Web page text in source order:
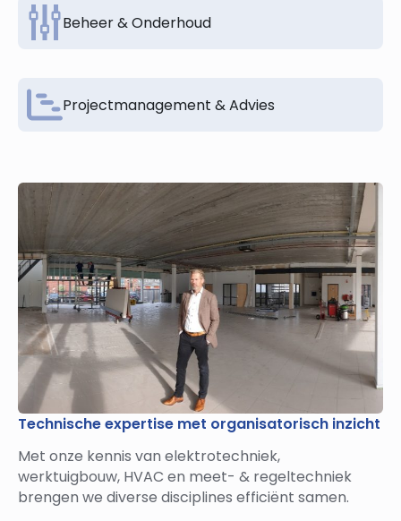
Beheer & Onderhoud
Projectmanagement & Advies
Technische expertise met organisatorisch inzicht
Met onze kennis van elektrotechniek,
werktuigbouw, HVAC en meet- & regeltechniek
brengen we diverse disciplines efficiënt samen.